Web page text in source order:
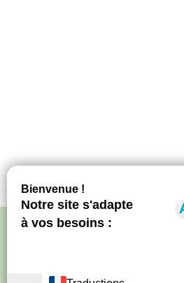
Politique de confidentialité